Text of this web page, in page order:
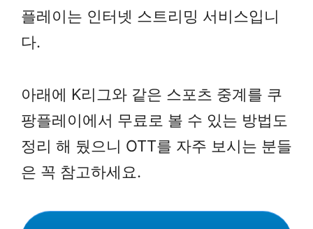
플레이는 인터넷 스트리밍 서비스입니
다.
아래에 K리그와 같은 스포츠 중계를 쿠
팡플레이에서 무료로 볼 수 있는 방법도
정리 해 뒀으니 OTT를 자주 보시는 분들
은 꼭 참고하세요.